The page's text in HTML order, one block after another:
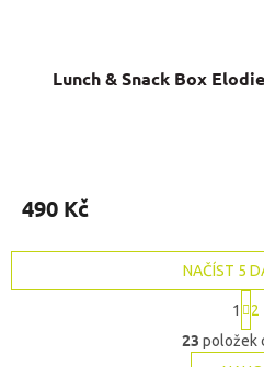
Lunch & Snack Box
490 Kč
O
v
NAČÍST 5
t
r
á
1 2
23 položek